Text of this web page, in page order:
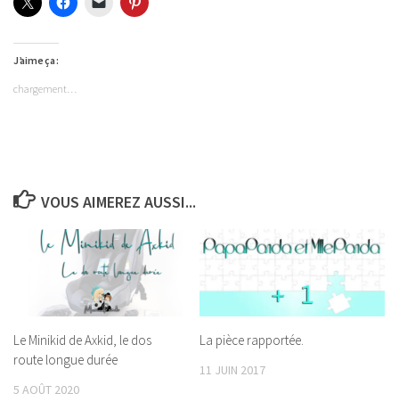
J’aime ça :
chargement…
VOUS AIMEREZ AUSSI...
Le Minikid de Axkid, le dos
route longue durée
5 AOÛT 2020
La pièce rapportée.
11 JUIN 2017